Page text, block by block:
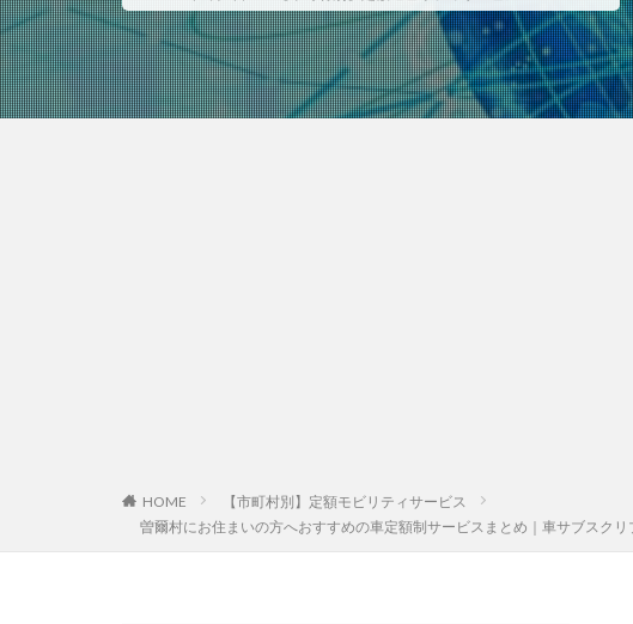
HOME
【市町村別】定額モビリティサービス
曽爾村にお住まいの方へおすすめの車定額制サービスまとめ｜車サブスク